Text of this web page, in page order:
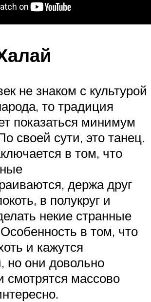
не знаком с культурой
то традиция
показаться минимум
своей сути, это танец.
в том, что
держа друг
в полукруг и
некие странные
в том, что
и кажутся
но они довольно
смотрятся массово